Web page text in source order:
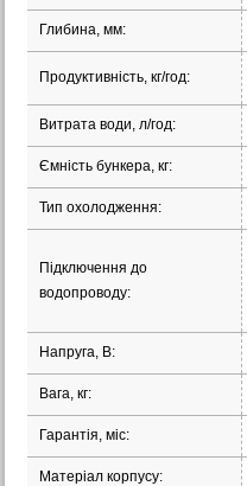
Глибина, мм:
Продуктивність, кг/год:
Витрата води, л/год:
Ємність бункера, кг:
Тип охолодження:
Підключення до
водопроводу:
Напруга, В:
Вага, кг:
Гарантія, міс:
Матеріал корпусу: